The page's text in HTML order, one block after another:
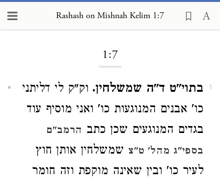
Rashash on Mishnah Kelim 1:7
1:7
1 בתוי"ט ד"ה שמשלחין. וק"ק לי דליתני
כו' אבנים המנוגעות כו' ואני מוסיף עוד
בגדים המנוגעים שכן כתב הרמב"ם
בספי"ג מהל' ט"צ שמשלחין אותן חוץ
לעיר כו' ובין שאינה מוקפת וזה חומר